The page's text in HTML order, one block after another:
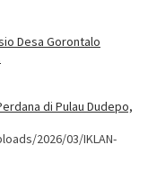
Desa Gorontalo
di Pulau Dudepo,
2026/03/IKLAN-